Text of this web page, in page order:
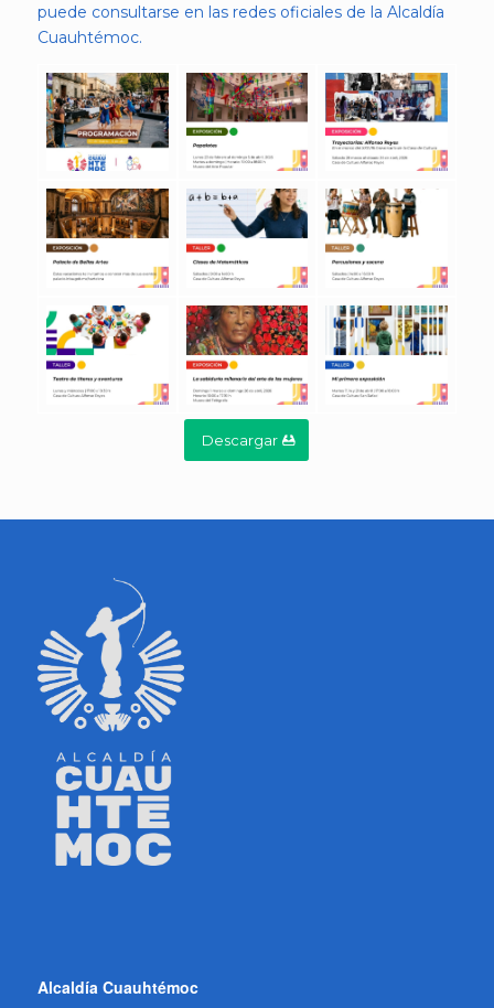
puede consultarse en las redes oficiales de la Alcaldía
Cuauhtémoc.
Descargar
Alcaldía Cuauhtémoc